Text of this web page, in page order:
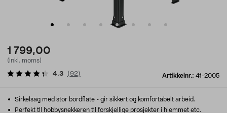
1 799,00
(inkl. moms)
Artikkelnr.: 41-2005
4.3 (92)
Sirkelsag med stor bordflate - gir sikkert og komfortabelt arbeid.
Perfekt til hobbysnekkeren til forskjellige prosjekter i hjemmet etc.